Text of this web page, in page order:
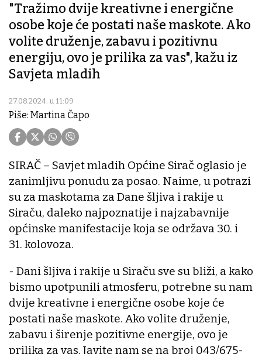
"Tražimo dvije kreativne i energične
osobe koje će postati naše maskote. Ako
volite druženje, zabavu i pozitivnu
energiju, ovo je prilika za vas", kažu iz
Savjeta mladih
27.08.2024. u 11:09
Piše: Martina Čapo
SIRAČ – Savjet mladih Općine Sirač oglasio je
zanimljivu ponudu za posao. Naime, u potrazi
su za maskotama za Dane šljiva i rakije u
Siraču, daleko najpoznatije i najzabavnije
općinske manifestacije koja se održava 30. i
31. kolovoza.
- Dani šljiva i rakije u Siraču sve su bliži, a kako
bismo upotpunili atmosferu, potrebne su nam
dvije kreativne i energične osobe koje će
postati naše maskote. Ako volite druženje,
zabavu i širenje pozitivne energije, ovo je
prilika za vas. Javite nam se na broj 043/675-